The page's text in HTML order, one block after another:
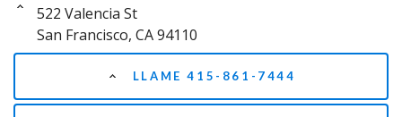
522 Valencia St
San Francisco, CA 94110
LLAME 415-861-7444